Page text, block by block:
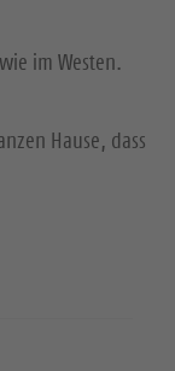
im Westen.
Hause, dass